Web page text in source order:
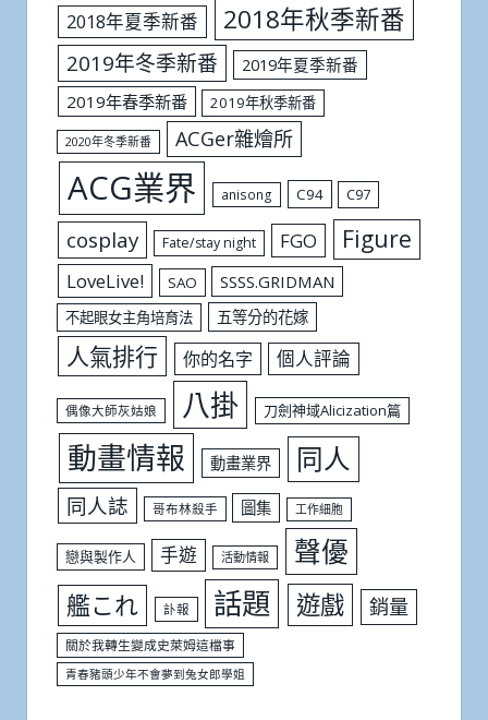
2018年夏季新番 2018年秋季新番
2019年冬季新番
2019年夏季新番
2019年春季新番
2019年秋季新番
2020年冬季新番 ACGer雜燴所
ACG業界 anisong C94 C97
cosplay Fate/stay night FGO Figure
LoveLive! SAO SSSS.GRIDMAN
不起眼女主角培育法 五等分的花嫁
人氣排行 你的名字 個人評論
偶像大師灰姑娘 八掛 刀劍神域Alicization篇
動畫情報 動畫業界 同人
同人誌 哥布林殺手 圖集 工作細胞
戀與製作人 手遊 活動情報 聲優
艦これ 訃報 話題 遊戲 銷量
關於我轉生變成史萊姆這檔事
青春豬頭少年不會夢到兔女郎學姐